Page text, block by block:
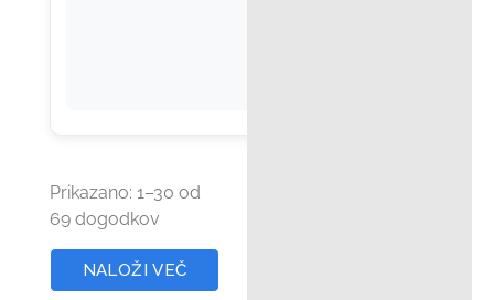
Prikazano: 1–30 od
69 dogodkov
NALOŽI VEČ